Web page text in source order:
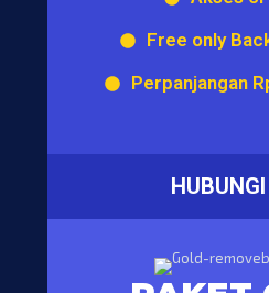
Free only
Perpanjangan